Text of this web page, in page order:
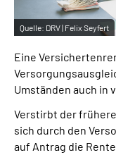
Quelle: DRV | Felix Seyfert
Eine
Umständen auch in
Verstirbt der
sich durch den
auf Antrag die